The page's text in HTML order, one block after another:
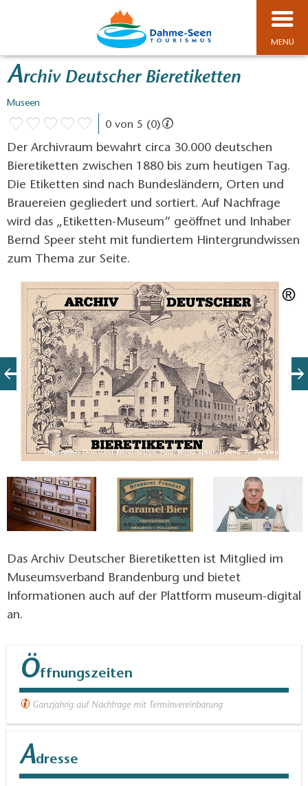
MENÜ
Archiv Deutscher Bieretiketten
Museen
0 von 5 (0)
Der Archivraum bewahrt circa 30.000 deutschen
Bieretiketten zwischen 1880 bis zum heutigen Tag.
Die Etiketten sind nach Bundesländern, Orten und
Brauereien gegliedert und sortiert. Auf Nachfrage
wird das „Etiketten-Museum“ geöffnet und Inhaber
Bernd Speer steht mit fundiertem Hintergrundwissen
zum Thema zur Seite.
Logo Archiv Deutscher Bieretiketten, Foto: Bernd Speer, Lizenz: Archiv Deutscher
Bieretiketten
Das Archiv Deutscher Bieretiketten ist Mitglied im
Museumsverband Brandenburg und bietet
Informationen auch auf der Plattform museum-digital
an.
Öffnungszeiten
Ganzjährig auf Nachfrage mit Terminvereinbarung
Adresse